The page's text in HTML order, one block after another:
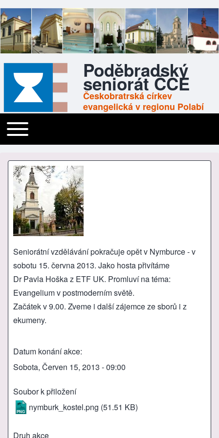
Poděbradský
seniorát ČCE
Českobratrská církev
evangelická v regionu Polabí
Main navigation
Toggle main menu
Seniorátní vzdělávání pokračuje opět v Nymburce - v
sobotu 15. června 2013. Jako hosta přivítáme
Dr Pavla Hoška z ETF UK. Promluví na téma:
Evangelium v postmoderním světě.
Začátek v 9.00. Zveme i další zájemce ze sborů i z
ekumeny.
Datum konání akce
Sobota, Červen 15, 2013 - 09:00
Soubor k přiložení
nymburk_kostel.png (51.51 KB)
Druh akce